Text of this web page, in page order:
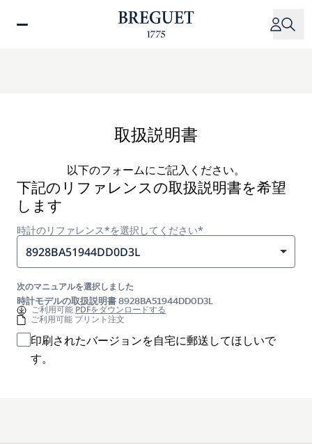
取扱説明書
以下のフォームにご記入ください。
下記のリファレンスの取扱説明書を希望
します
時計のリファレンス*を選択してください*
8928BA51944DD0D3L
次のマニュアルを選択しました
時計モデルの取扱説明書 8928BA51944DD0D3L
ご利用可能PDFをダウンロードする
ご利用可能 プリント注文
印刷されたバージョンを自宅に郵送してほしいで
す。